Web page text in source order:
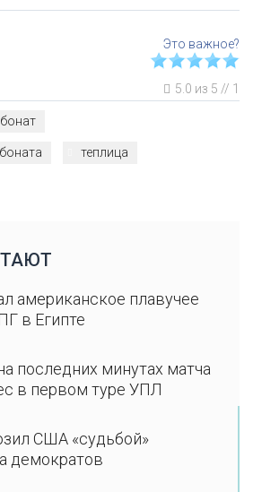
5.0 из 5 // 1
теплица
американское плавучее
в Египте
последних минутах матча
в первом туре УПЛ
США «судьбой»
демократов